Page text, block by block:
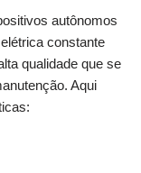
autônomos
constante
qualidade que se
Aqui